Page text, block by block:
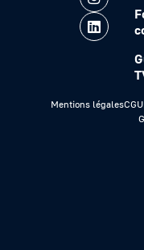
Mentions légalesCGU